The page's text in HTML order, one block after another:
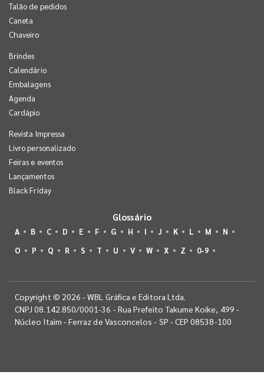
Talão de pedidos
Caneta
Chaveiro
Brindes
Calendário
Embalagens
Agenda
Cardápio
Revista Impressa
Livro personalizado
Feiras e eventos
Lançamentos
Black Friday
Glossário
A B C D E F G H I J K L M
N
O
P Q R S T U V W X Z 0-9
Copyright © 2026 - WBL Gráfica e Editora Ltda.
CNPJ 08.142.850/0001-36 - Rua Prefeito Takume Koike, 499 -
Núcleo Itaim - Ferraz de Vasconcelos - SP - CEP 08538-100